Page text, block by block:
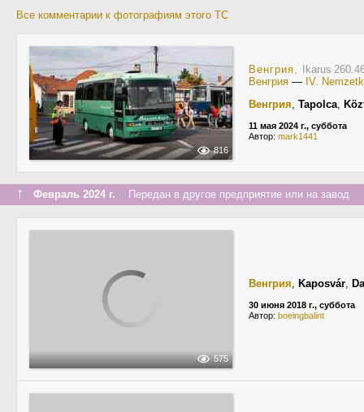
Все комментарии к фотографиям этого ТС
816
Венгрия, Ikarus
Венгрия — IV.
Венгрия, Tapolca,
11 мая 2024 г., суббота
Автор: mark1441
↑ Февраль 2024 г. Передан в другое предприятие или на завод
575
Венгрия, Kaposvár,
30 июня 2018 г., суббота
Автор: boeingbalint